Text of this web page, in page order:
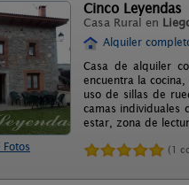
Fotos
Cinco Leyendas
Casa Rural en
Alquiler
Casa de alquiler
encuentra la
uso de sillas de
camas individuales
estar, zona de
(1